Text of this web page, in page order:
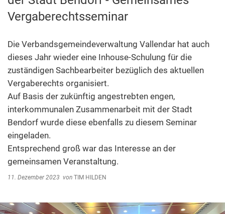
Schiedsamt
Wirtschaft und Tourismus
Vergaberechtsseminar
Die Verbandsgemeindeverwaltung Vallendar hat auch
dieses Jahr wieder eine Inhouse-Schulung für die
zuständigen Sachbearbeiter bezüglich des aktuellen
Vergaberechts organisiert.
Auf Basis der zukünftig angestrebten engen,
interkommunalen Zusammenarbeit mit der Stadt
Bendorf wurde diese ebenfalls zu diesem Seminar
eingeladen.
Entsprechend groß war das Interesse an der
gemeinsamen Veranstaltung.
11. Dezember 2023 von TIM HILDEN